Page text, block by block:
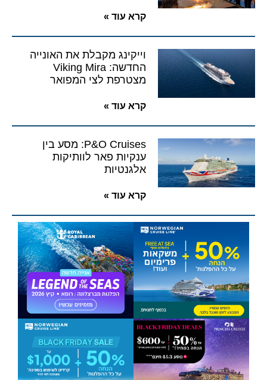
קרא עוד »
וייקינג מקבלת את האונייה
החדשה: Viking Mira
מצטרפת לצי המפואר
קרא עוד »
P&O Cruises: מסע בין
ענקיות פאר לוותיקות
אלגנטיות
קרא עוד »